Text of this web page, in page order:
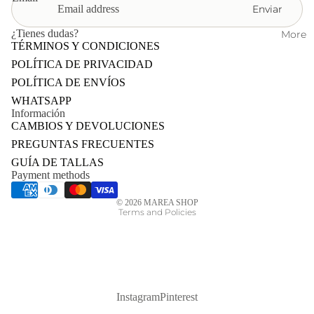
BAH
More
Enviar
¿Tienes dudas?
TÉRMINOS Y CONDICIONES
POLÍTICA DE PRIVACIDAD
POLÍTICA DE ENVÍOS
WHATSAPP
Información
CAMBIOS Y DEVOLUCIONES
PREGUNTAS FRECUENTES
GUÍA DE TALLAS
Payment methods
© 2026 MAREA SHOP
Terms and Policies
Privacy policy
Shipping policy
Refund policy
InstagramPinterest